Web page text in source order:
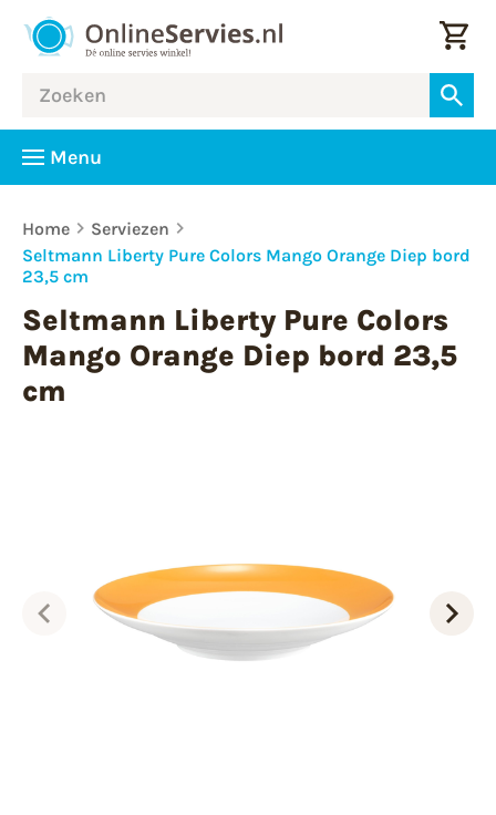
Menu
Home
Serviezen
Seltmann Liberty Pure Colors Mango Orange Diep bord
23,5 cm
Seltmann Liberty Pure Colors
Mango Orange Diep bord 23,5
cm